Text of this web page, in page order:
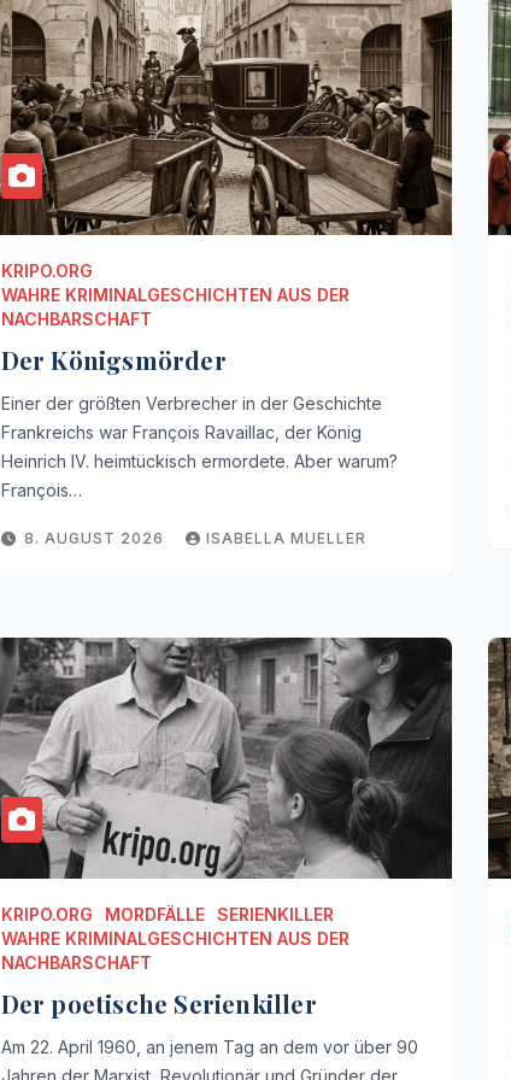
KRIPO.ORG
WAHRE KRIMINALGESCHICHTEN AUS DER
NACHBARSCHAFT
Der Königsmörder
Einer der größten Verbrecher in der Geschichte
Frankreichs war François Ravaillac, der König
Heinrich IV. heimtückisch ermordete. Aber warum?
François…
8. AUGUST 2026 ISABELLA MUELLER
KRIPO.ORG MORDFÄLLE
SERIENKILLER
WAHRE KRIMINALGESCHICHTEN AUS DER
NACHBARSCHAFT
Der poetische Serienkiller
Am 22. April 1960, an jenem Tag an dem vor über 90